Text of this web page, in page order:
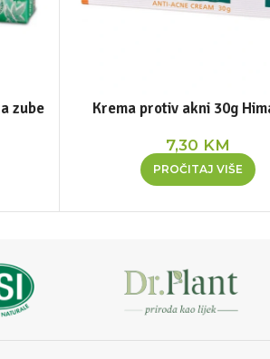
zube
Krema protiv akni 30g
7,30 KM
PROČITAJ VIŠE